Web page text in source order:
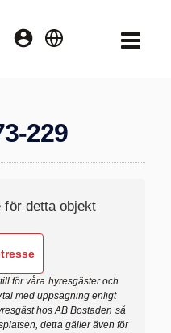
Logga
229
för detta objekt
för våra hyresgäster och
med uppsägning enligt
hos AB Bostaden så
detta gäller även för